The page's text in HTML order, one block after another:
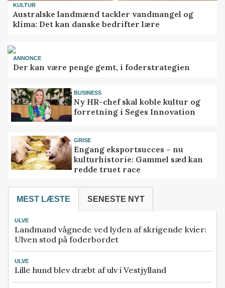
KULTUR
Australske landmænd tackler vandmangel og
klima: Det kan danske bedrifter lære
ANNONCE
Der kan være penge gemt, i foderstrategien
BUSINESS
Ny HR-chef skal koble kultur og
forretning i Seges Innovation
GRISE
Engang eksportsucces – nu
kulturhistorie: Gammel sæd kan
redde truet race
MEST LÆSTE SENESTE NYT
ULVE
Landmand vågnede ved lyden af skrigende kvier:
Ulven stod på foderbordet
ULVE
Lille hund blev dræbt af ulv i Vestjylland